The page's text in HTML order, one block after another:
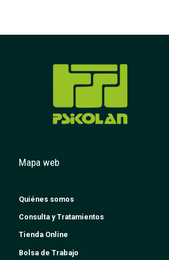
Mapa web
Quiénes somos
Consulta y Tratamientos
Tienda Online
Bolsa de Trabajo